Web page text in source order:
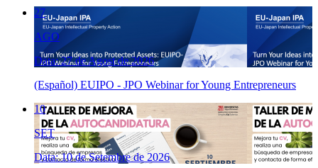
27
AGO
Data: 27 de Agost de 2026
(Español) EUIPO - JPO Webinar for Young Entrepreneurs
10
SET
Data: 10 de Setembre de 2026